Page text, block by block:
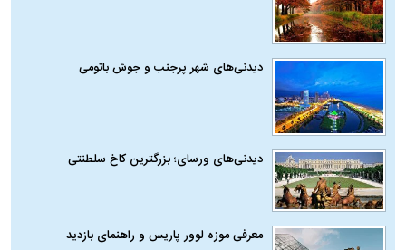
دیدنی‌های شهر پرجنب و جوش باتومی
دیدنی‌های ورسای؛ بزرگترین کاخ سلطنتی
معرفی موزه لوور پاریس و راهنمای بازدید